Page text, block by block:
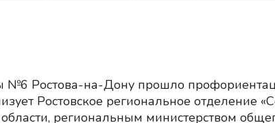
Ростова-на-Дону прошло
Ростовское региональное отделение
региональным министерством